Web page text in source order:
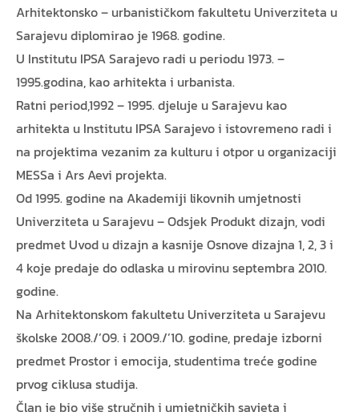
Arhitektonsko – urbanističkom fakultetu Univerziteta u
Sarajevu diplomirao je 1968. godine.
U Institutu IPSA Sarajevo radi u periodu 1973. –
1995.godina, kao arhitekta i urbanista.
Ratni period,1992 – 1995. djeluje u Sarajevu kao
arhitekta u Institutu IPSA Sarajevo i istovremeno radi i
na projektima vezanim za kulturu i otpor u organizaciji
MESSa i Ars Aevi projekta.
Od 1995. godine na Akademiji likovnih umjetnosti
Univerziteta u Sarajevu – Odsjek Produkt dizajn, vodi
predmet Uvod u dizajn a kasnije Osnove dizajna 1, 2, 3 i
4 koje predaje do odlaska u mirovinu septembra 2010.
godine.
Na Arhitektonskom fakultetu Univerziteta u Sarajevu
školske 2008./’09. i 2009./’10. godine, predaje izborni
predmet Prostor i emocija, studentima treće godine
prvog ciklusa studija.
Član je bio više stručnih i umjetničkih savjeta i